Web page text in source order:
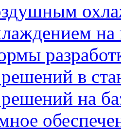
на
в
на